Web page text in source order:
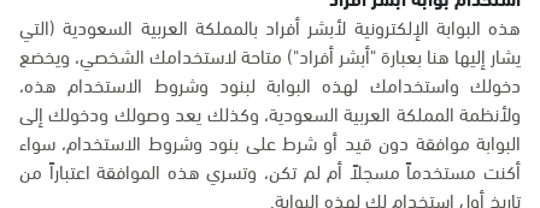
هذه البوابة الإلكترونية لأبشر أفراد بالمملكة العربية السعودية (التي
يشار إليها هنا بعبارة "أبشر أفراد") متاحة لاستخدامك الشخصي، ويخضع
دخولك واستخدامك لهذه البوابة لبنود وشروط الاستخدام هذه،
ولأنظمة المملكة العربية السعودية، وكذلك يعد وصولك ودخولك إلى
البوابة موافقة دون قيد أو شرط على بنود وشروط الاستخدام، سواء
أكنت مستخدماً مسجلاً أم لم تكن، وتسري هذه الموافقة اعتباراً من
تاريخ أول استخدام لك لهذه البوابة.